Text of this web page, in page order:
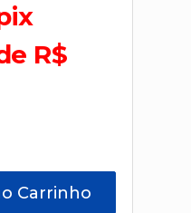
R$
Carrinho